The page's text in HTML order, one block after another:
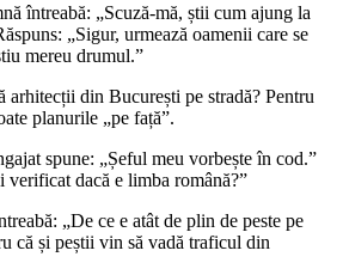
întreabă: „Scuză-mă, știi cum ajung la
„Sigur, urmează oamenii care se
mereu drumul.”
arhitecții din București pe stradă? Pentru
planurile „pe față”.
spune: „Șeful meu vorbește în cod.”
verificat dacă e limba română?”
„De ce e atât de plin de peste pe
că și peștii vin să vadă traficul din